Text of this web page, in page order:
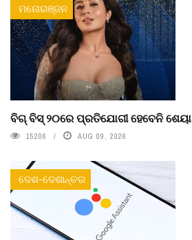
ମନୋରଞ୍ଜନ
ବିଗ୍ ବିସ୍ ୨୦ରେ ପ୍ରତିଯୋଗୀ ହେବେନି ଶେୟା
15206 AUG 09, 2026
ଦେଶ-ଦେଶାନ୍ତର